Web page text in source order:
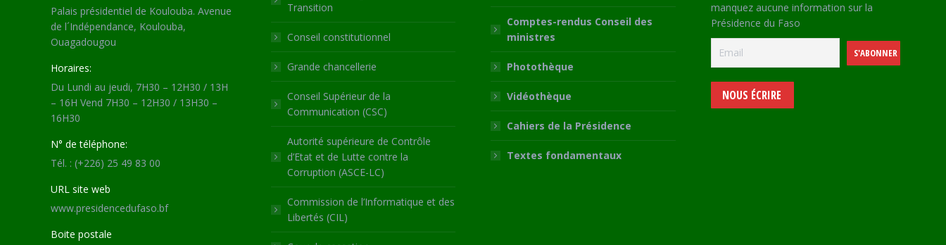
Palais présidentiel de Koulouba. Avenue
de l´Indépendance, Koulouba,
Ouagadougou
Horaires:
Du Lundi au jeudi, 7H30 – 12H30 / 13H
– 16H Vend 7H30 – 12H30 / 13H30 –
16H30
N° de téléphone:
Tél. : (+226) 25 49 83 00
URL site web
www.presidencedufaso.bf
Boite postale
Transition
Conseil constitutionnel
Grande chancellerie
Conseil Supérieur de la
Communication (CSC)
Autorité supérieure de Contrôle
d’Etat et de Lutte contre la
Corruption (ASCE-LC)
Commission de l’Informatique et des
Libertés (CIL)
Comptes-rendus Conseil des
ministres
Photothèque
Vidéothèque
Cahiers de la Présidence
Textes fondamentaux
manquez aucune information sur la
Présidence du Faso
NOUS ÉCRIRE